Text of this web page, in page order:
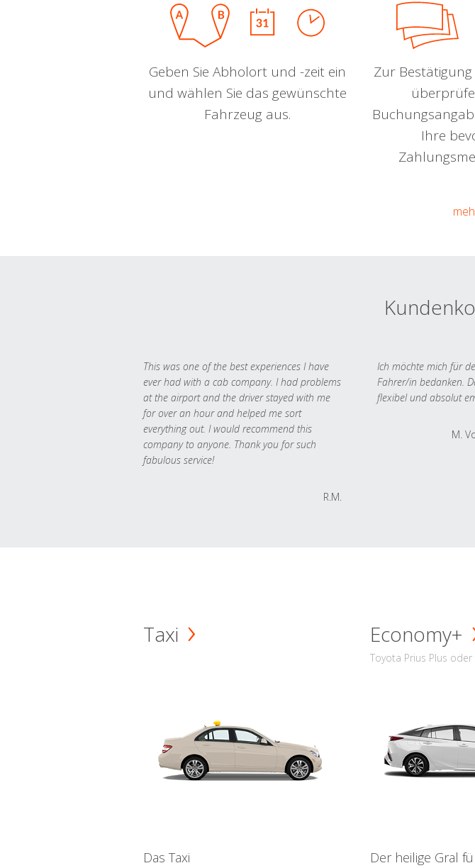
Geben Sie Abholort und -zeit ein
und wählen Sie das gewünschte
Fahrzeug aus.
Zur
Ihre
This was one of the best experiences I have
ever had with a cab company. I had problems
at the airport and the driver stayed with me
for over an hour and helped me sort
everything out. I would recommend this
company to anyone. Thank you for such
fabulous service!
R.M.
Ich möchte mich für
Fahrer/in bedanken.
flexibel und absolut
M.
Taxi
Das Taxi
Economy+
Toyota Prius Plus
Der heilige Gral